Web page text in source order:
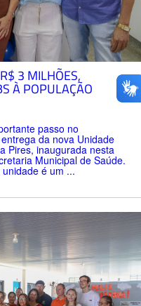
3 MILHÕES,
À POPULAÇÃO
passo no
da nova Unidade
Pires, inaugurada nesta
Municipal de Saúde.
é um ...